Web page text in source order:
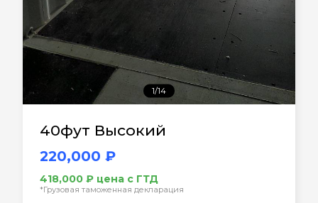
1/14
40фут Высокий
220,000 ₽
418,000 ₽ цена с ГТД
*Грузовая таможенная декларация